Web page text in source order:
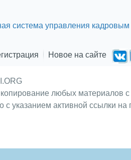
система управления кадровым
Новое на сайте
любых материалов
с указанием активной ссылки на